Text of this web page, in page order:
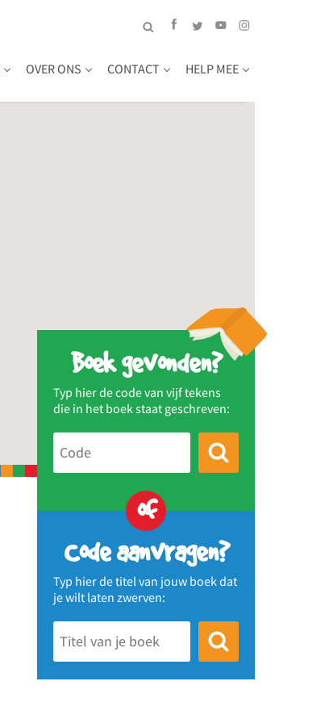
OVER ONS CONTACT HELP MEE
Boek gevonden?
Typ hier de code van vijf tekens
die in het boek staat geschreven:
of
Code aanvragen?
Typ hier de titel van jouw boek dat
je wilt laten zwerven: